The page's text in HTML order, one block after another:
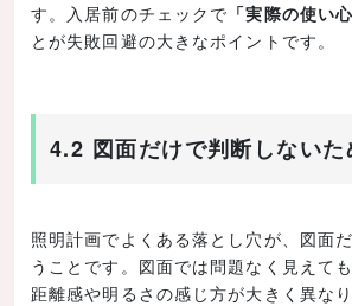
す。入居前のチェックで 「実際の使い
とが失敗回避の大きなポイントです。
4.2 図面だけで判断しないた
照明計画でよくある落とし穴が、図面
うことです。図面では問題なく見えて
距離感や明るさの感じ方が大きく異な